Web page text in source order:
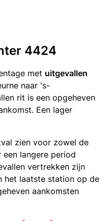
4424
met uitgevallen
naar 's-
rit is een opgeheven
Een lager
zien voor zowel de
langere period
vertrekken zijn
het laatste station op de
aankomsten